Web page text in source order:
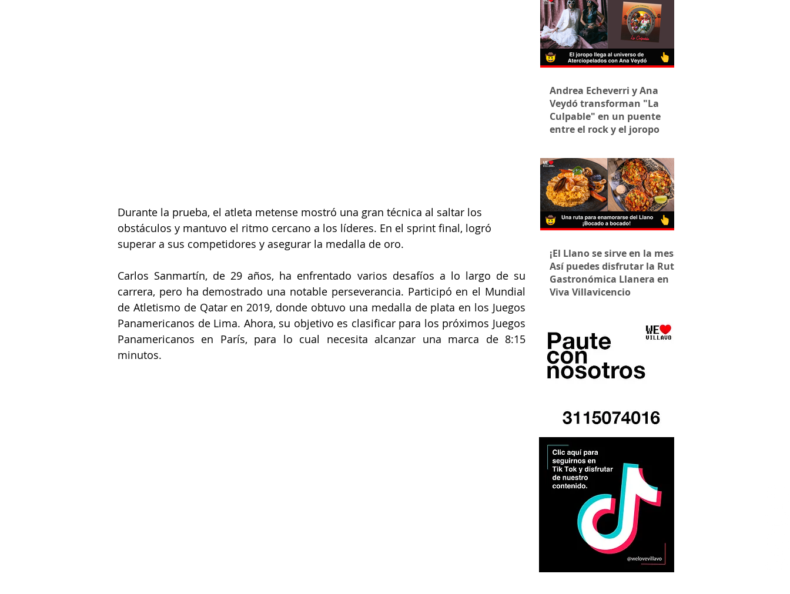
Durante la prueba, el atleta metense mostró una gran técnica al saltar los
obstáculos y mantuvo el ritmo cercano a los líderes. En el sprint final, logró
superar a sus competidores y asegurar la medalla de oro.
Carlos Sanmartín, de 29 años, ha enfrentado varios desafíos a lo largo de su
carrera, pero ha demostrado una notable perseverancia. Participó en el Mundial
de Atletismo de Qatar en 2019, donde obtuvo una medalla de plata en los Juegos
Panamericanos de Lima. Ahora, su objetivo es clasificar para los próximos Juegos
Panamericanos en París, para lo cual necesita alcanzar una marca de 8:15
minutos.
Andrea Echeverri y Ana
Veydó transforman "La
Culpable" en un puente
entre el rock y el joropo
¡El Llano se sirve en la mesa!
Así puedes disfrutar la Ruta
Gastronómica Llanera en
Viva Villavicencio